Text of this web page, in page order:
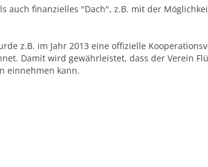
finanzielles "Dach", z.B. mit der
z.B. im Jahr 2013 eine offizielle
Damit wird gewährleistet, dass der Verein
einnehmen kann.